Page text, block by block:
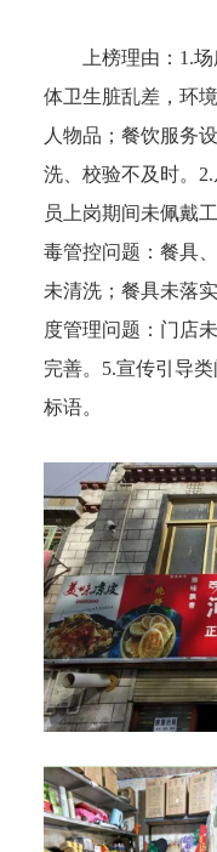
上榜理由： 1.
体卫生脏乱差，环
人物品；餐饮服务
洗、校验不及时。
员上岗期间未佩戴
毒管控问题：餐具
未清洗；餐具未落
度管理问题：门店
完善。5.宣传引导
标语。